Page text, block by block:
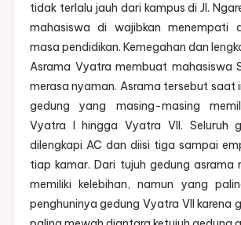
tidak terlalu jauh dari kampus di Jl.
mahasiswa di wajibkan menempati
masa pendidikan. Kemegahan dan
Asrama Vyatra membuat mahasiswa
merasa nyaman. Asrama tersebut saat
gedung yang masing-masing
Vyatra I hingga Vyatra VII. Seluruh
dilengkapi AC dan diisi tiga sampai
tiap kamar. Dari tujuh gedung asrama
memiliki kelebihan, namun yang
penghuninya gedung Vyatra VII karena